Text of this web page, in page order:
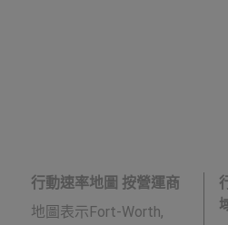
行動速率地圖 按營運商
地圖表示Fort-Worth,